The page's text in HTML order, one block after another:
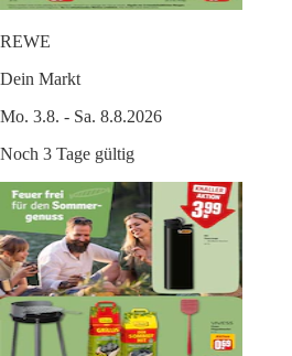
REWE
Dein Markt
Mo. 3.8. - Sa. 8.8.2026
Noch 3 Tage gültig